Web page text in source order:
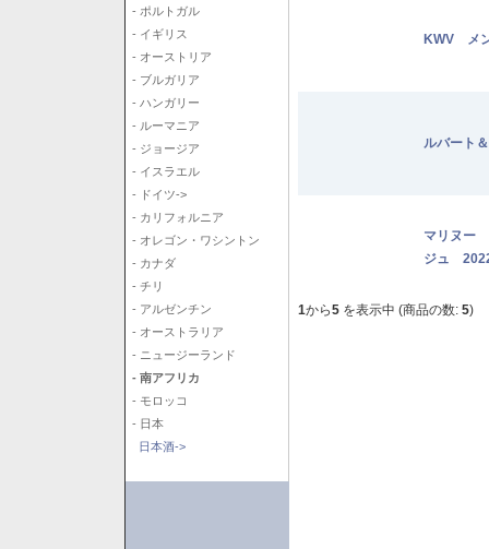
- ポルトガル
- イギリス
- オーストリア
- ブルガリア
- ハンガリー
- ルーマニア
- ジョージア
- イスラエル
- ドイツ->
- カリフォルニア
- オレゴン・ワシントン
- カナダ
- チリ
- アルゼンチン
- オーストラリア
- ニュージーランド
- 南アフリカ
- モロッコ
- 日本
日本酒->
KWV メ
ルバート
マリヌー
ジュ
1から5 を表示中 (商品の数: 5)